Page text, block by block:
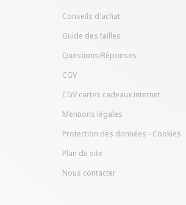
Conseils d'achat
Guide des tailles
Questions/Réponses
CGV
CGV cartes cadeaux internet
Mentions légales
Protection des données - Cookies
Plan du site
Nous contacter